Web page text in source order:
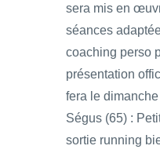
sera mis en
séances
coaching perso
présentation
fera le
Ségus (65) :
sortie running